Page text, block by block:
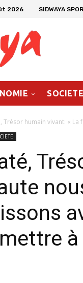
2026 SIDWAYA
SOCIETE
Trésor humain vivant: «